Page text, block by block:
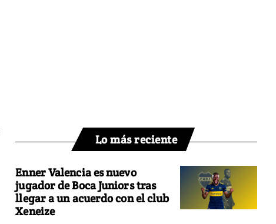
Lo más reciente
Enner Valencia es nuevo
jugador de Boca Juniors tras
llegar a un acuerdo con el club
Xeneize